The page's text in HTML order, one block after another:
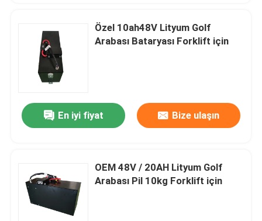
Özel 10ah48V Lityum Golf
Arabası Bataryası Forklift için
En iyi fiyat Bize ulaşın
OEM 48V / 20AH Lityum Golf
Arabası Pil 10kg Forklift için